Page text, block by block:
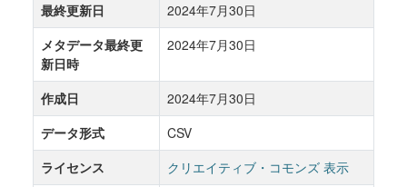
最終更新日
2024年7月30日
メタデータ最終更
新日時
2024年7月30日
作成日
2024年7月30日
データ形式
CSV
ライセンス
クリエイティブ・コモンズ 表示